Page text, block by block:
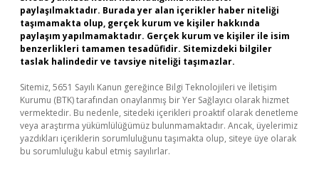
paylaşılmaktadır. Burada yer alan içerikler haber niteliği
taşımamakta olup, gerçek kurum ve kişiler hakkında
paylaşım yapılmamaktadır. Gerçek kurum ve kişiler ile isim
benzerlikleri tamamen tesadüfidir. Sitemizdeki bilgiler
taslak halindedir ve tavsiye niteliği taşımazlar.
Sitemiz, 5651 Sayılı Kanun gereğince Bilgi Teknolojileri ve İletişim
Kurumu (BTK) tarafından onaylanmış bir Yer Sağlayıcı olarak hizmet
vermektedir. Bu nedenle, sitedeki içerikleri proaktif olarak denetleme
veya araştırma yükümlülüğümüz bulunmamaktadır. Ancak, üyelerimiz
yazdıkları içeriklerin sorumluluğunu taşımakta olup, siteye üye olarak
bu sorumluluğu kabul etmiş sayılırlar.